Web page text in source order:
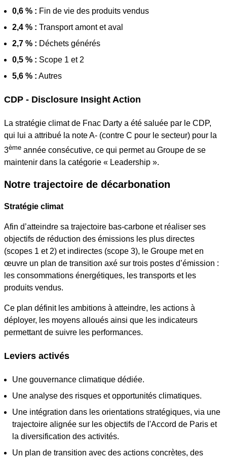
0,6 % : Fin de vie des produits vendus
2,4 % : Transport amont et aval
2,7 % : Déchets générés
0,5 % : Scope 1 et 2
5,6 % : Autres
CDP - Disclosure Insight Action
La stratégie climat de Fnac Darty a été saluée par le CDP,
qui lui a attribué la note A- (contre C pour le secteur) pour la
3ème année consécutive, ce qui permet au Groupe de se
maintenir dans la catégorie « Leadership ».
Notre trajectoire de décarbonation
Stratégie climat
Afin d’atteindre sa trajectoire bas-carbone et réaliser ses
objectifs de réduction des émissions les plus directes
(scopes 1 et 2) et indirectes (scope 3), le Groupe met en
œuvre un plan de transition axé sur trois postes d’émission :
les consommations énergétiques, les transports et les
produits vendus.
Ce plan définit les ambitions à atteindre, les actions à
déployer, les moyens alloués ainsi que les indicateurs
permettant de suivre les performances.
Leviers activés
Une gouvernance climatique dédiée.
Une analyse des risques et opportunités climatiques.
Une intégration dans les orientations stratégiques, via une
trajectoire alignée sur les objectifs de l'Accord de Paris et
la diversification des activités.
Un plan de transition avec des actions concrètes, des